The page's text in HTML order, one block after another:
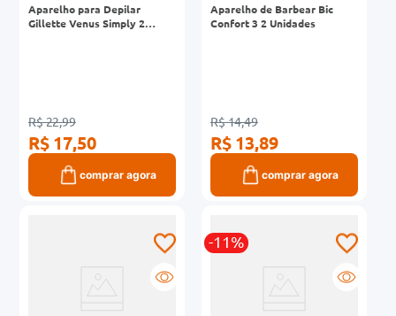
Aparelho para Depilar
Gillette Venus Simply 2
R$ 22,99
R$ 17,50
comprar agora
Aparelho de Barbear Bic
Confort 3 2 Unidades
R$ 14,49
R$ 13,89
comprar agora
-11%